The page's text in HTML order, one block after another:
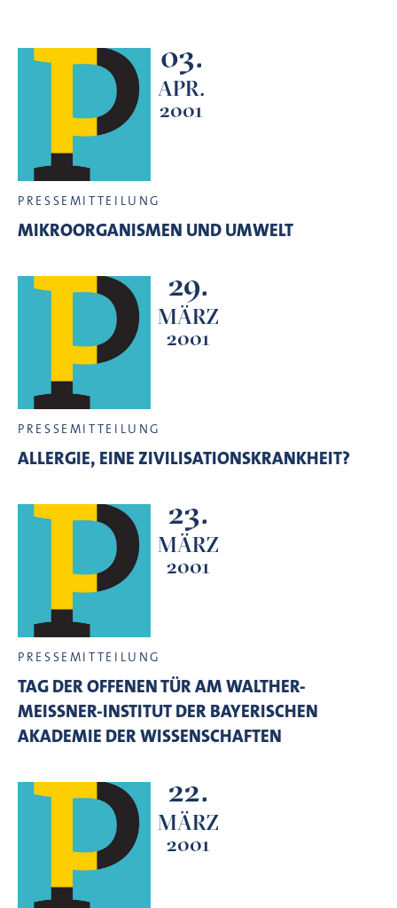
03.
APR.
2001
PRESSEMITTEILUNG
MIKROORGANISMEN UND UMWELT
29.
MÄRZ
2001
PRESSEMITTEILUNG
ALLERGIE, EINE ZIVILISATIONSKRANKHEIT?
23.
MÄRZ
2001
PRESSEMITTEILUNG
TAG DER OFFENEN TÜR AM WALTHER-
MEISSNER-INSTITUT DER BAYERISCHEN
AKADEMIE DER WISSENSCHAFTEN
22.
MÄRZ
2001